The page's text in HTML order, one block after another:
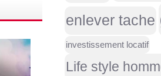
enlever tache
investissement locatif
Life style